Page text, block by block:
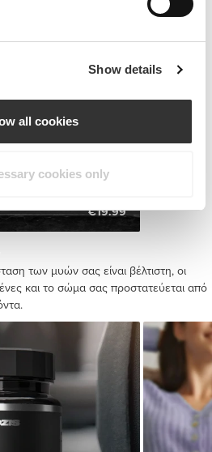
Show details
all cookies
cookies only
€19.99
των μυών σας είναι βέλτιστη, οι
και το σώμα σας προστατεύεται από